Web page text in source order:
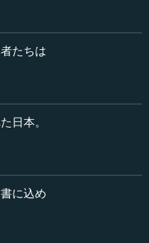
締結から帰ってきた小
ん、自分に相談もなし
それをアメリカと一緒
、誰も当時反対できない
たちは
日本。
に込め